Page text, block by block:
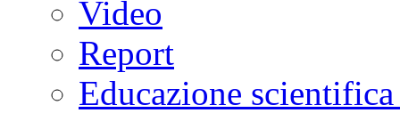
Video
Report
Educazione